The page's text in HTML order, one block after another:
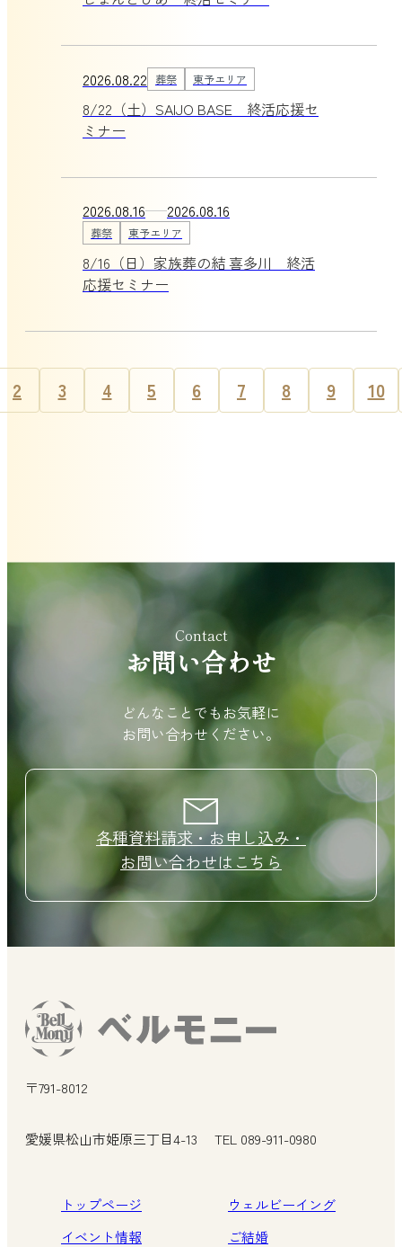
2026.08.22 葬祭 東予エリア
8/22（土）SAIJO BASE 終活応援セ
ミナー
2026.08.16 2026.08.16
葬祭 東予エリア
8/16（日）家族葬の結 喜多川 終活
応援セミナー
2 3 4 5 6 7 8 9 10
Contact
お問い合わせ
どんなことでもお気軽に
お問い合わせください。
各種資料請求・お申し込み・
お問い合わせはこちら
〒791-8012
愛媛県松山市姫原三丁目4-13 TEL 089-911-0980
トップページ
ウェルビーイング
イベント情報
ご結婚